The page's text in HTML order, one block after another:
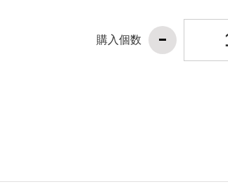
購入個数